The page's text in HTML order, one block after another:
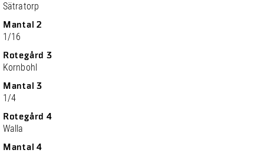
Sätratorp
Mantal 2
1/16
Rotegård 3
Kornbohl
Mantal 3
1/4
Rotegård 4
Walla
Mantal 4